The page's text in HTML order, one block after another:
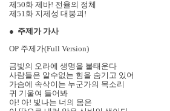
제50화 제바! 전율의 정체
제51화 지제성 대붕괴!
● 주제가 가사
OP 주제가(Full Version)
금빛의 오라에 생명을 불태운다
사람들은 알수없는 힘을 숨기고 있어
가슴에 속삭이는 누군가의 목소리
귀 기울여 들어봐
아! 아! 빛나는 너의 몸은